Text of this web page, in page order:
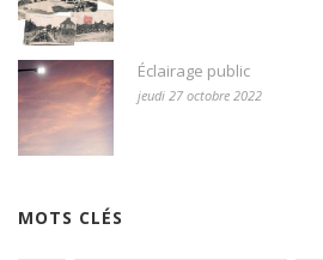
Éclairage public
jeudi 27 octobre 2022
MOTS CLÉS